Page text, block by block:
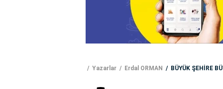
Yazarlar Erdal ORMAN BÜYÜK ŞEHİRE